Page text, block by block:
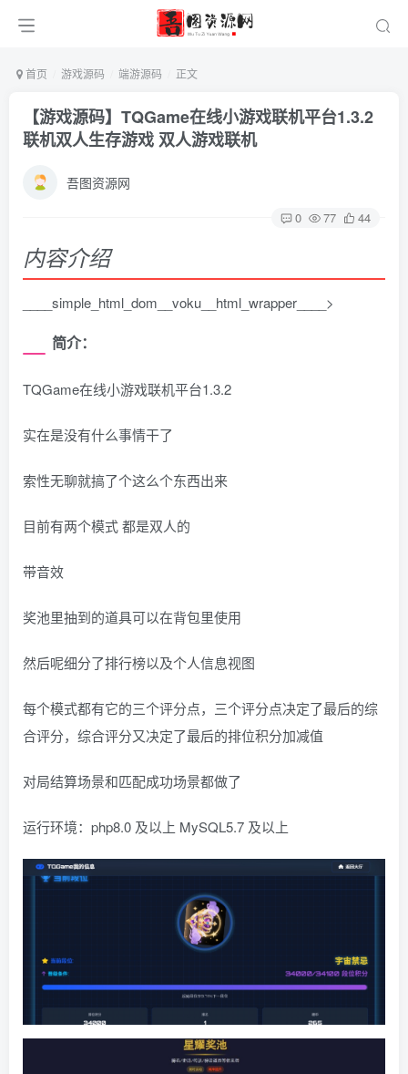
首页 游戏源码 端游源码 正文
【游戏源码】TQGame在线小游戏联机平台1.3.2
联机双人生存游戏 双人游戏联机
吾图资源网
0 77 44
内容介绍
____simple_html_dom__voku__html_wrapper____>
简介：
TQGame在线小游戏联机平台1.3.2
实在是没有什么事情干了
索性无聊就搞了个这么个东西出来
目前有两个模式 都是双人的
带音效
奖池里抽到的道具可以在背包里使用
然后呢细分了排行榜以及个人信息视图
每个模式都有它的三个评分点，三个评分点决定了最后的综
合评分，综合评分又决定了最后的排位积分加减值
对局结算场景和匹配成功场景都做了
运行环境：php8.0 及以上 MySQL5.7 及以上